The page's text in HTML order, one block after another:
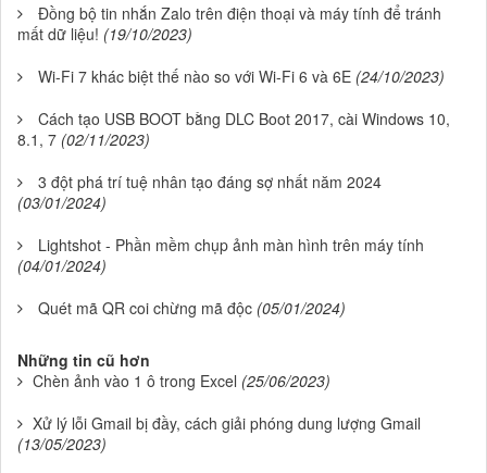
Đồng bộ tin nhắn Zalo trên điện thoại và máy tính để tránh
mất dữ liệu! (19/10/2023)
Wi-Fi 7 khác biệt thế nào so với Wi-Fi 6 và 6E (24/10/2023)
Cách tạo USB BOOT bằng DLC Boot 2017, cài Windows 10,
8.1, 7 (02/11/2023)
3 đột phá trí tuệ nhân tạo đáng sợ nhất năm 2024
(03/01/2024)
Lightshot - Phần mềm chụp ảnh màn hình trên máy tính
(04/01/2024)
Quét mã QR coi chừng mã độc (05/01/2024)
Những tin cũ hơn
Chèn ảnh vào 1 ô trong Excel (25/06/2023)
Xử lý lỗi Gmail bị đầy, cách giải phóng dung lượng Gmail
(13/05/2023)